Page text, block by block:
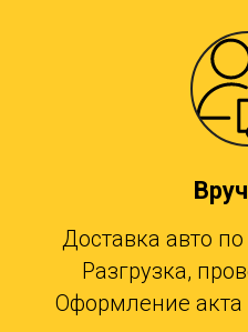
Доставка авто
Разгрузка,
Оформление